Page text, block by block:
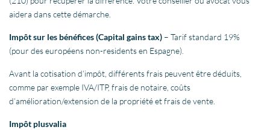
aidera dans cette démarche.
Impôt sur les bénéfices (Capital gains tax) – Tarif standard 19%
(pour des européens non-residents en Espagne).
Avant la cotisation d’impôt, différents frais peuvent être déduits,
comme par exemple IVA/ITP, frais de notaire, coûts
d’amélioration/extension de la propriété et frais de vente.
Impôt plusvalia